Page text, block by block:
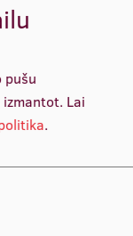
Tretjakovs
Studiju
direktors
pušu
izmantot. Lai
.